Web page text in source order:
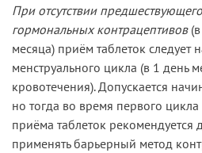
При отсутствии
гормональных контрацептивов(в
месяца) приём таблеток следует
менструального цикла (в 1 день
кровотечения). Допускается
но тогда во время первого
приёма таблеток рекомендуется
применять барьерный метод